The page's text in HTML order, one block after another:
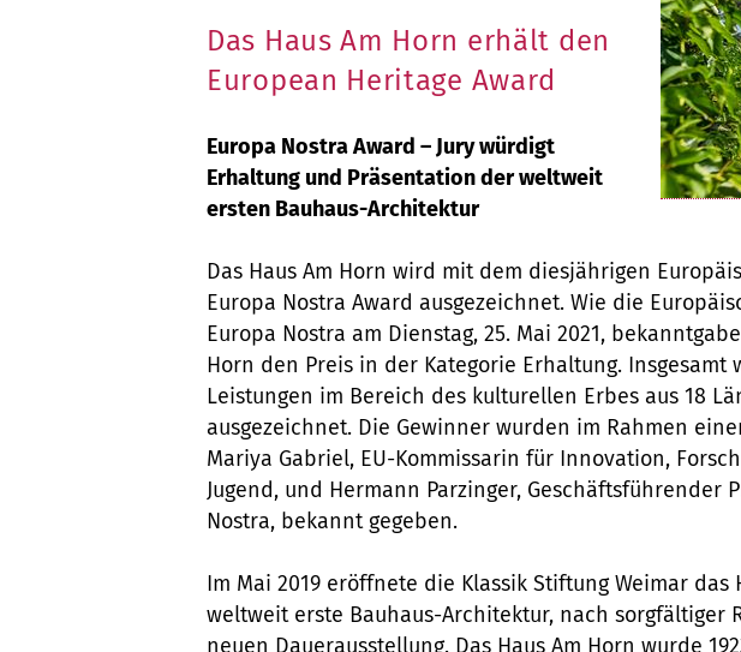
Das Haus Am Horn erhält den
European Heritage Award
Europa Nostra Award – Jury würdigt
Erhaltung und Präsentation der weltweit
ersten Bauhaus-Architektur
Das Haus Am Horn wird mit dem diesjährigen
Europa Nostra Award ausgezeichnet. Wie die
Europa Nostra am Dienstag, 25. Mai 2021,
Horn den Preis in der Kategorie Erhaltung.
Leistungen im Bereich des kulturellen Erbes aus 18
ausgezeichnet. Die Gewinner wurden im Rahmen
Mariya Gabriel, EU-Kommissarin für Innovation,
Jugend, und Hermann Parzinger, Geschäftsführender
Nostra, bekannt gegeben.
Im Mai 2019 eröffnete die Klassik Stiftung Weimar das
weltweit erste Bauhaus-Architektur, nach sorgfältiger
neuen Dauerausstellung. Das Haus Am Horn wurde